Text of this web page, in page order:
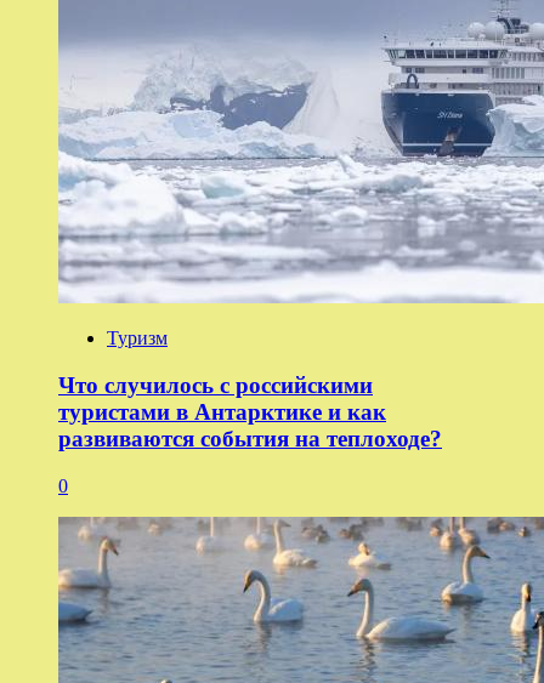
Туризм
Что случилось с российскими
туристами в Антарктике и как
развиваются события на теплоходе?
0